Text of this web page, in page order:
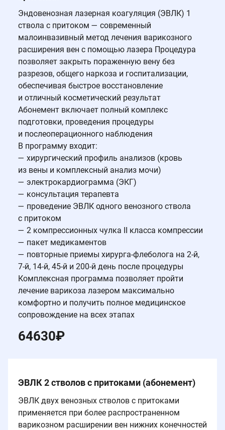
Эндовенозная лазерная коагуляция (ЭВЛК) 1
ствола с притоком — современный
малоинвазивный метод лечения варикозного
расширения вен с помощью лазера Процедура
позволяет закрыть пораженную вену без
разрезов, общего наркоза и госпитализации,
обеспечивая быстрое восстановление
и отличный косметический результат
Абонемент включает полный комплекс
подготовки, проведения процедуры
и послеоперационного наблюдения
В программу входит:
— хирургический профиль анализов (кровь
из вены и комплексный анализ мочи)
— электрокардиограмма (ЭКГ)
— консультация терапевта
— проведение ЭВЛК одного венозного ствола
с притоком
— 2 компрессионных чулка II класса компрессии
— пакет медикаментов
— повторные приемы хирурга-флеболога на 2-й,
7-й, 14-й, 45-й и 200-й день после процедуры
Комплексная программа позволяет пройти
лечение варикоза лазером максимально
комфортно и получить полное медицинское
сопровождение на всех этапах
64630₽
ЭВЛК 2 стволов с притоками (абонемент)
ЭВЛК двух венозных стволов с притоками
применяется при более распространенном
варикозном расширении вен нижних конечностей